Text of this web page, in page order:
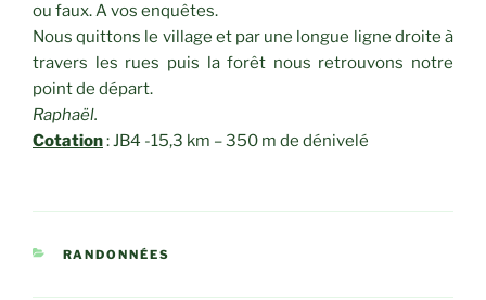
ou faux. A vos enquêtes.
Nous quittons le village et par une longue ligne droite à
travers les rues puis la forêt nous retrouvons notre
point de départ.
Raphaël.
Cotation: JB4 -15,3 km – 350 m de dénivelé
CATÉGORIES
RANDONNÉES